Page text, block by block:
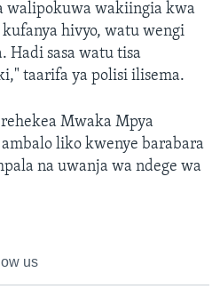
walipokuwa wakiingia kwa
hivyo, watu wengi
Hadi sasa watu tisa
taarifa ya polisi ilisema.
Mwaka Mpya
liko kwenye barabara
na uwanja wa ndege wa
us